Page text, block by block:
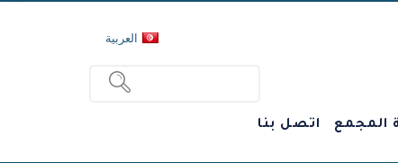
العربية
المجمع اتصل بنا